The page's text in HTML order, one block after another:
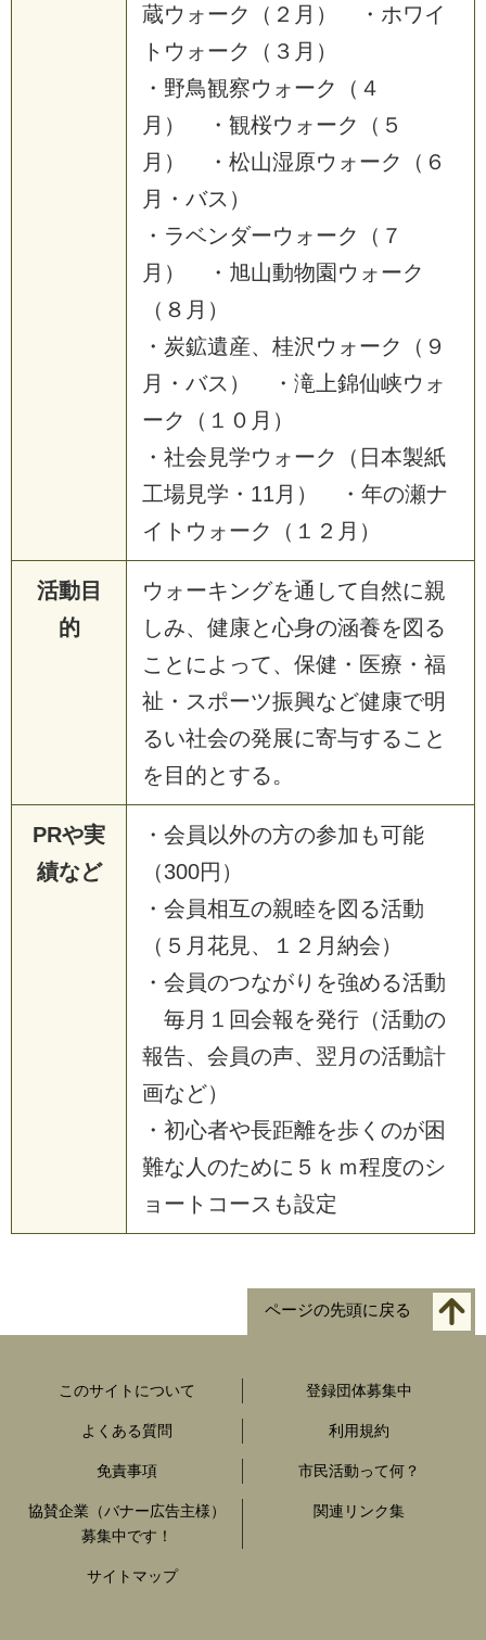
蔵ウォーク（２月） ・ホワイ
トウォーク（３月）
・野鳥観察ウォーク（４
月） ・観桜ウォーク（５
月） ・松山湿原ウォーク（６
月・バス）
・ラベンダーウォーク（７
月） ・旭山動物園ウォーク
（８月）
・炭鉱遺産、桂沢ウォーク（９
月・バス） ・滝上錦仙峡ウォ
ーク（１０月）
・社会見学ウォーク（日本製紙
工場見学・11月） ・年の瀬ナ
イトウォーク（１２月）
活動目
的
ウォーキングを通して自然に親
しみ、健康と心身の涵養を図る
ことによって、保健・医療・福
祉・スポーツ振興など健康で明
るい社会の発展に寄与すること
を目的とする。
PRや実
績など
・会員以外の方の参加も可能
（300円）
・会員相互の親睦を図る活動
（５月花見、１２月納会）
・会員のつながりを強める活動
毎月１回会報を発行（活動の
報告、会員の声、翌月の活動計
画など）
・初心者や長距離を歩くのが困
難な人のために５ｋｍ程度のシ
ョートコースも設定
ページの先頭に戻る
このサイトについて 登録団体募集中
よくある質問 利用規約
免責事項 市民活動って何？
協賛企業（バナー広告主様）
募集中です！
関連リンク集
サイトマップ